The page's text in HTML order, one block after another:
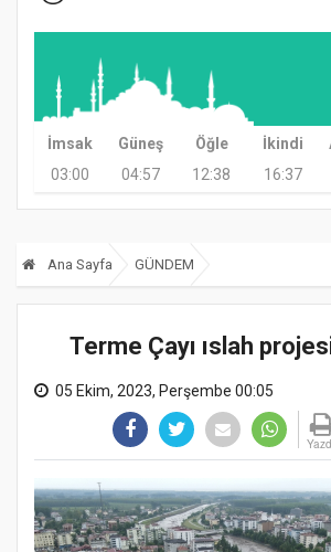
İmsak Güneş Öğle İkindi
03:00
04:57 12:38 16:37
Ana Sayfa GÜNDEM
Terme Çayı ıslah
05 Ekim, 2023, Perşembe 00:05